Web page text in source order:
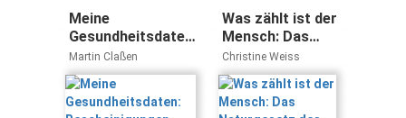
Meine
Gesundheitsdaten:
Bescheinigungen,
Nachweise und
Informationen
Martin Claßen
Was zählt ist der
Mensch: Das
Naturgesetz des
Erfolgs
(Goldegg Leben
und Gesundheit)
Christine Weiss